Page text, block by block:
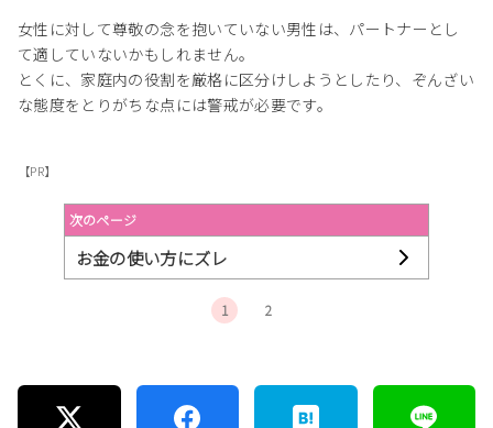
女性に対して尊敬の念を抱いていない男性は、パートナーとし
て適していないかもしれません。
とくに、家庭内の役割を厳格に区分けしようとしたり、ぞんざい
な態度をとりがちな点には警戒が必要です。
【PR】
次のページ
お金の使い方にズレ
1 2